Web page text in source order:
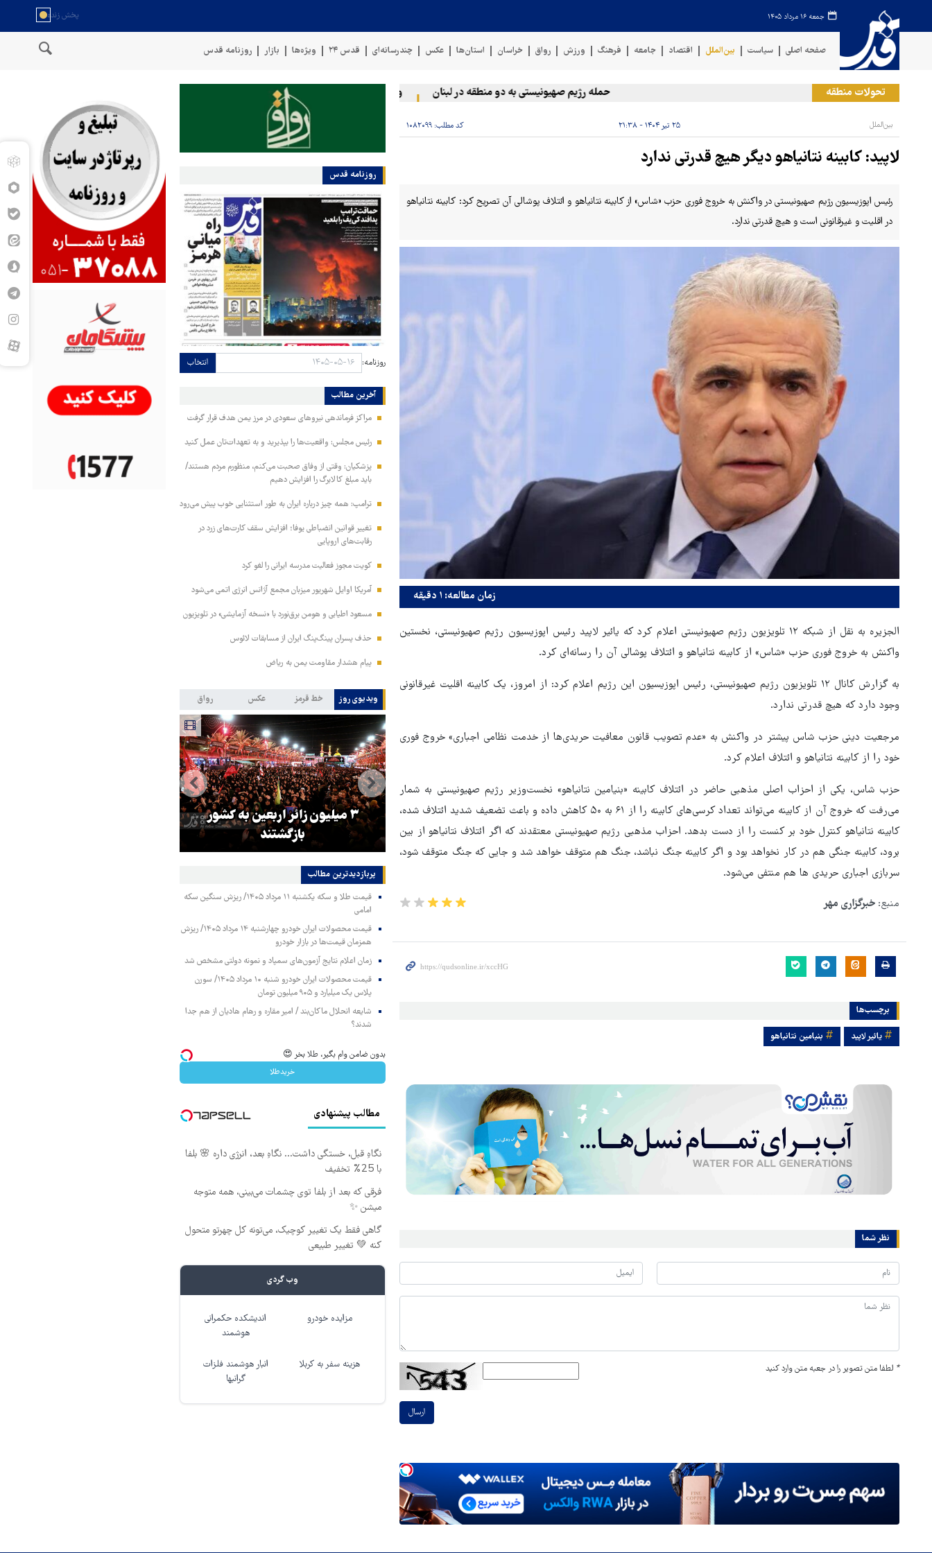
جمعه ۱۶ مرداد ۱۴۰۵
صفحه اصلی سیاست بین‌الملل اقتصاد جامعه فرهنگ ورزش رواق خراسان استان‌ها عکس چندرسانه‌ای قدس ۲۴ ویژه‌ها بازار روزنامه قدس
تحولات منطقه حمله رژیم صهیونیستی به دو منطقه در لبنان وقوع حادثه دریایی در سواحل عمان
بین‌الملل ۲۵ تیر ۱۴۰۴ - ۲۱:۳۸ کد مطلب: ۱۰۸۲۰۹۹
لاپید: کابینه نتانیاهو دیگر هیچ قدرتی ندارد
رئیس اپوزیسیون رژیم صهیونیستی در واکنش به خروج فوری حزب «شاس» از کابینه نتانیاهو و ائتلاف پوشالی آن تصریح کرد: کابینه نتانیاهو
در اقلیت و غیرقانونی است و هیچ قدرتی ندارد.
زمان مطالعه: ۱ دقیقه
الجزیره به نقل از شبکه ۱۲ تلویزیون رژیم صهیونیستی اعلام کرد که یائیر لاپید رئیس اپوزیسیون رژیم صهیونیستی، نخستین
واکنش به خروج فوری حزب «شاس» از کابینه نتانیاهو و ائتلاف پوشالی آن را رسانه‌ای کرد.
به گزارش کانال ۱۲ تلویزیون رژیم صهیونیستی، رئیس اپوزیسیون این رژیم اعلام کرد: از امروز، یک کابینه اقلیت غیرقانونی
وجود دارد که هیچ قدرتی ندارد.
مرجعیت دینی حزب شاس پیشتر در واکنش به «عدم تصویب قانون معافیت حریدی‌ها از خدمت نظامی اجباری» خروج فوری
خود را از کابینه نتانیاهو و ائتلاف اعلام کرد.
حزب شاس، یکی از احزاب اصلی مذهبی حاضر در ائتلاف کابینه «بنیامین نتانیاهو» نخست‌وزیر رژیم صهیونیستی به شمار
می‌رفت که خروج آن از کابینه می‌تواند تعداد کرسی‌های کابینه را از ۶۱ به ۵۰ کاهش داده و باعث تضعیف شدید ائتلاف شده،
کابینه نتانیاهو کنترل خود بر کنست را از دست بدهد. احزاب مذهبی رژیم صهیونیستی معتقدند که اگر ائتلاف نتانیاهو از بین
برود، کابینه جنگی هم در کار نخواهد بود و اگر کابینه جنگ نباشد، جنگ هم متوقف خواهد شد و جایی که جنگ متوقف شود،
سربازی اجباری حریدی ها هم منتفی می‌شود.
منبع: خبرگزاری مهر
برچسب‌ها
یائیر لاپید بنیامین نتانیاهو
نظر شما
* لطفا متن تصویر را در جعبه متن وارد کنید
ارسال
روزنامه قدس
روزنامه: انتخاب
آخرین مطالب
مراکز فرماندهی نیروهای سعودی در مرز یمن هدف قرار گرفت
رئیس مجلس: واقعیت‌ها را بپذیرید و به تعهدات‌تان عمل کنید
پزشکیان: وقتی از وفاق صحبت می‌کنم، منظورم مردم هستند/
باید مبلغ کالابرگ را افزایش دهیم
ترامپ: همه چیز درباره ایران به طور استثنایی خوب پیش می‌رود
تغییر قوانین انضباطی یوفا؛ افزایش سقف کارت‌های زرد در
رقابت‌های اروپایی
کویت مجوز فعالیت مدرسه ایرانی را لغو کرد
آمریکا اوایل شهریور میزبان مجمع آژانس انرژی اتمی می‌شود
مسعود اطیابی و هومن برق‌نورد با «نسخه آزمایشی» در تلویزیون
حذف پسران پینگ‌پنگ ایران از مسابقات لائوس
پیام هشدار مقاومت یمن به ریاض
ویدیوی روز خط قرمز عکس رواق
هماهنگی محور مقاومت، آمریکا را
در منطقه درمانده کرد
ترامپ نماد فساد، اقتدارگرایی و
جنگ‌طلبی است!
۳ میلیون زائر اربعین به کشور
بازگشتند
پربازدیدترین‌ مطالب
قیمت طلا و سکه یکشنبه ۱۱ مرداد ۱۴۰۵/ ریزش سنگین سکه
امامی
قیمت محصولات ایران خودرو چهارشنبه ۱۴ مرداد ۱۴۰۵/ ریزش
همزمان قیمت‌ها در بازار خودرو
زمان اعلام نتایج آزمون‌های سمپاد و نمونه دولتی مشخص شد
قیمت محصولات ایران خودرو شنبه ۱۰ مرداد ۱۴۰۵/ سورن
پلاس یک میلیارد و ۹۰۵ میلیون تومان
شایعه انحلال ماکان‌بند / امیر مقاره و رهام هادیان از هم جدا
شدند؟
بدون ضامن وام بگیر، طلا بخر 😍
خریدطلا
مطالب پیشنهادی
نگاهِ قبل، خستگی داشت... نگاهِ بعد، انرژی داره 🌸 بلفا
با 25% تخفیف
فرقی که بعد از بلفا توی چشمات می‌بینی، همه متوجه
میشن ✨
گاهی فقط یک تغییر کوچیک، می‌تونه کل چهرتو متحول
کنه 💚 تغییر طبیعی
وب گردی
مزایده خودرو
اندیشکده حکمرانی
هوشمند
هزینه سفر به کربلا
انبار هوشمند فلزات
گرانبها